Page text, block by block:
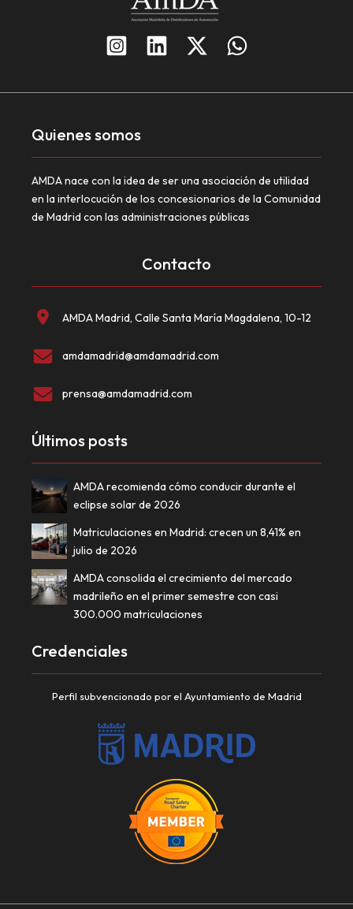
Quienes somos
AMDA nace con la idea de ser una asociación de utilidad
en la interlocución de los concesionarios de la Comunidad
de Madrid con las administraciones públicas
Contacto
AMDA Madrid, Calle Santa María Magdalena, 10-12
amdamadrid@amdamadrid.com
prensa@amdamadrid.com
Últimos posts
AMDA recomienda cómo conducir durante el
eclipse solar de 2026
Matriculaciones en Madrid: crecen un 8,41% en
julio de 2026
AMDA consolida el crecimiento del mercado
madrileño en el primer semestre con casi
300.000 matriculaciones
Credenciales
Perfil subvencionado por el Ayuntamiento de Madrid